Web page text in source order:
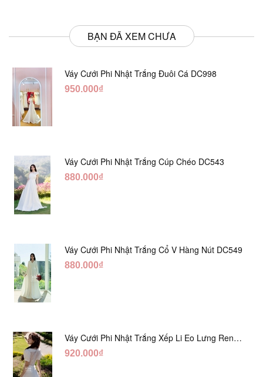
BẠN ĐÃ XEM CHƯA
Váy Cưới Phi Nhật Trắng Đuôi Cá DC998
950.000₫
Váy Cưới Phi Nhật Trắng Cúp Chéo DC543
880.000₫
Váy Cưới Phi Nhật Trắng Cổ V Hàng Nút DC549
880.000₫
Váy Cưới Phi Nhật Trắng Xếp Li Eo Lưng Ren
DC547
920.000₫